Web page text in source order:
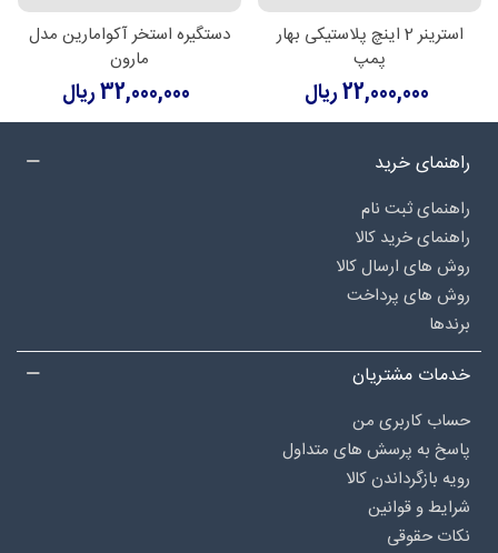
استرینر 2 اینچ پلاستیکی بهار
پمپ
22,000,000 ریال
دستگیره استخر آکوامارین مدل
مارون
32,000,000 ریال
راهنمای خرید
راهنمای ثبت نام
راهنمای خرید کالا
روش های ارسال کالا
روش های پرداخت
برندها
خدمات مشتریان
حساب کاربری من
پاسخ به پرسش های متداول
رویه بازگرداندن کالا
شرایط و قوانین
نکات حقوقی